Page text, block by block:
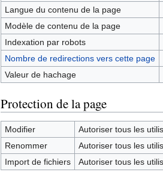
Langue du contenu de la page
Modèle de contenu de la page
Indexation par robots
Nombre de redirections vers cette page
Valeur de hachage
Protection de la page
Modifier
Autoriser tous les
Renommer
Autoriser tous les
Import de fichiers
Autoriser tous les